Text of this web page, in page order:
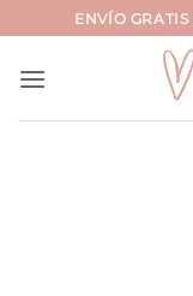
al
contenido
ENVÍO